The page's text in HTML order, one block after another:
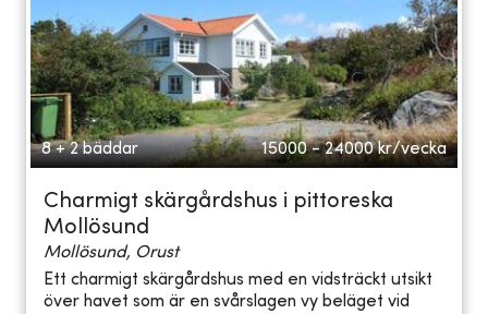
8 + 2 bäddar 15000 - 24000 kr/vecka
Charmigt skärgårdshus i pittoreska
Mollösund
Mollösund, Orust
Ett charmigt skärgårdshus med en vidsträckt utsikt
över havet som är en svårslagen vy beläget vid